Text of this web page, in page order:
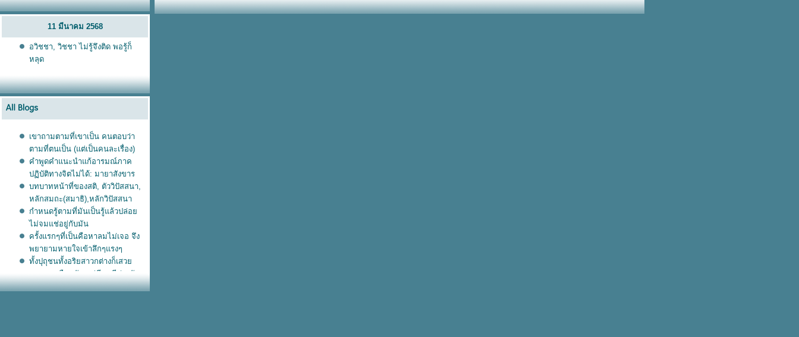
11 มีนาคม 2568
อวิชชา, วิชชา ไม่รู้จึงติด พอรู้ก็
หลุด
เขาถามตามที่เขาเป็น คนตอบว่า
ตามที่ตนเป็น (แต่เป็นคนละเรื่อง)
คำพูดคำแนะนำแก้อารมณ์ภาค
ปฏิบัติทางจิตไม่ได้: มายาสังขาร
บทบาทหน้าที่ของสติ, ตัววิปัสสนา,
หลักสมถะ(สมาธิ),หลักวิปัสสนา
กำหนดรู้ตามที่มันเป็นรู้แล้วปล่อ
ไม่จมแช่อยู่กับมัน
ครั้งแรกๆที่เป็นคือหาลมไม่เจอ​ จึง
พยายามหายใจเข้าลึกๆแรงๆ
ทั้งปุถุชนทั้งอริยสาวกต่างก็เสว
เวทนาเหมือนกัน แต่มีกรณีต่างกัน
ประสบการณ์ตรงเปลี่ยนความคิด